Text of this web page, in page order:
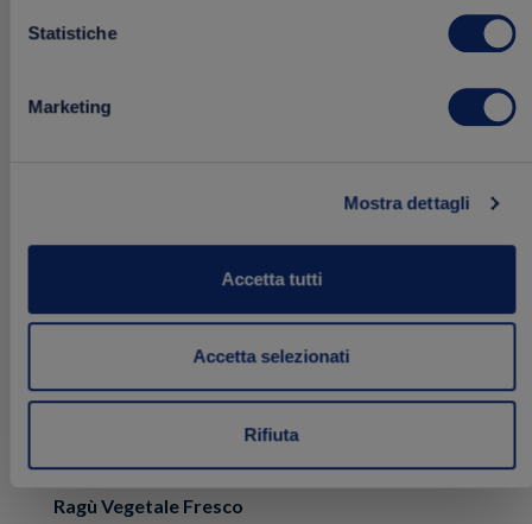
Statistiche
Marketing
Mostra dettagli
Accetta tutti
Accetta selezionati
Rifiuta
Acquista
Ragù Vegetale Fresco
preferiti